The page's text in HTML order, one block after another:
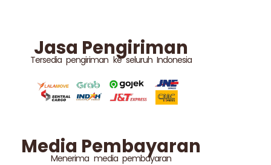
Jasa Pengiriman
Tersedia pengiriman ke seluruh Indonesia
Media Pembayaran
Menerima media pembayaran